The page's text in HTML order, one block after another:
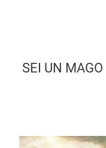
SEI UN